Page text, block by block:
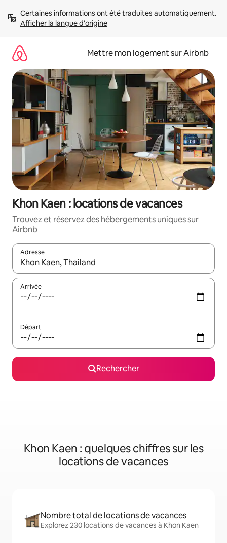
directement
Afficher la langue d'origine
Mettre mon logement sur Airbnb
Khon Kaen : locations de vacances
Trouvez et réservez des hébergements uniques sur
Airbnb
Adresse
Lorsque les résultats s'affichent, utilisez les flèches vers le
Arrivée
Départ
Rechercher
Khon Kaen : quelques chiffres sur les
locations de vacances
Nombre total de locations de vacances
Explorez 230 locations de vacances à Khon Kaen